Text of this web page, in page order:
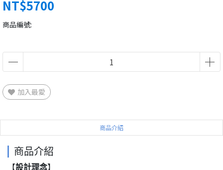
NT$5700
商品編號:
加入最愛
商品介紹
商品介紹
【設計理念】